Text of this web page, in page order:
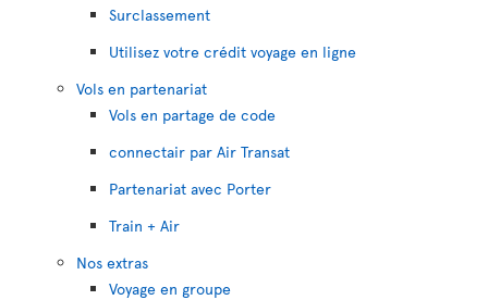
Surclassement
Utilisez votre crédit voyage en ligne
Vols en partenariat
Vols en partage de code
connectair par Air Transat
Partenariat avec Porter
Train + Air
Nos extras
Voyage en groupe